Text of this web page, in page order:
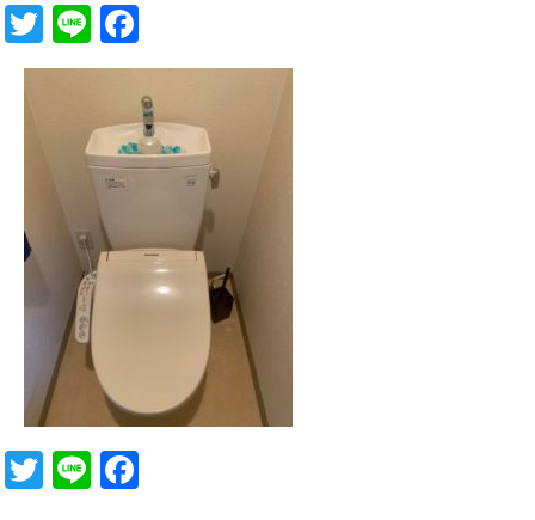
T
wi
Li
n a
c
e
b
o
k
T
Li